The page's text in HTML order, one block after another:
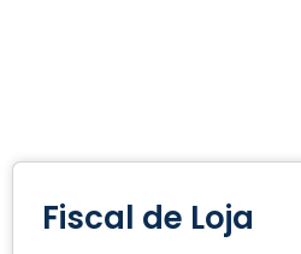
Fiscal de Loja